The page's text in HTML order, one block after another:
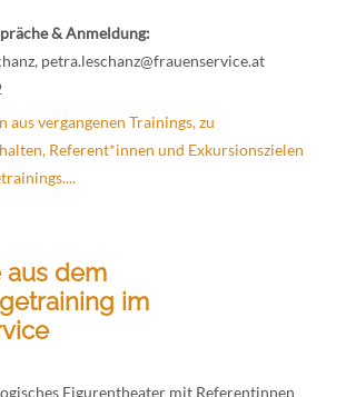
& Anmeldung:
petra.leschanz@frauenservice.at
aus vergangenen Trainings, zu
Referent*innen und Exkursionszielen
aus dem
im
Figurentheater mit Referentinnen